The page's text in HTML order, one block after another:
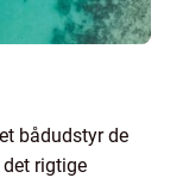
bådudstyr de
rigtige